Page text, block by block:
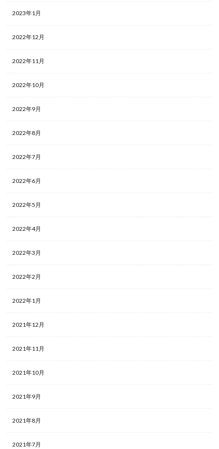
2023年1月
2022年12月
2022年11月
2022年10月
2022年9月
2022年8月
2022年7月
2022年6月
2022年5月
2022年4月
2022年3月
2022年2月
2022年1月
2021年12月
2021年11月
2021年10月
2021年9月
2021年8月
2021年7月